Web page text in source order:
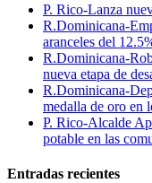
P. Rico-Lanza
R.Dominicana-
aranceles del
R.Dominicana-
nueva etapa de
R.Dominicana-
medalla de oro en
P. Rico-Alcalde
potable en las
Entradas recientes